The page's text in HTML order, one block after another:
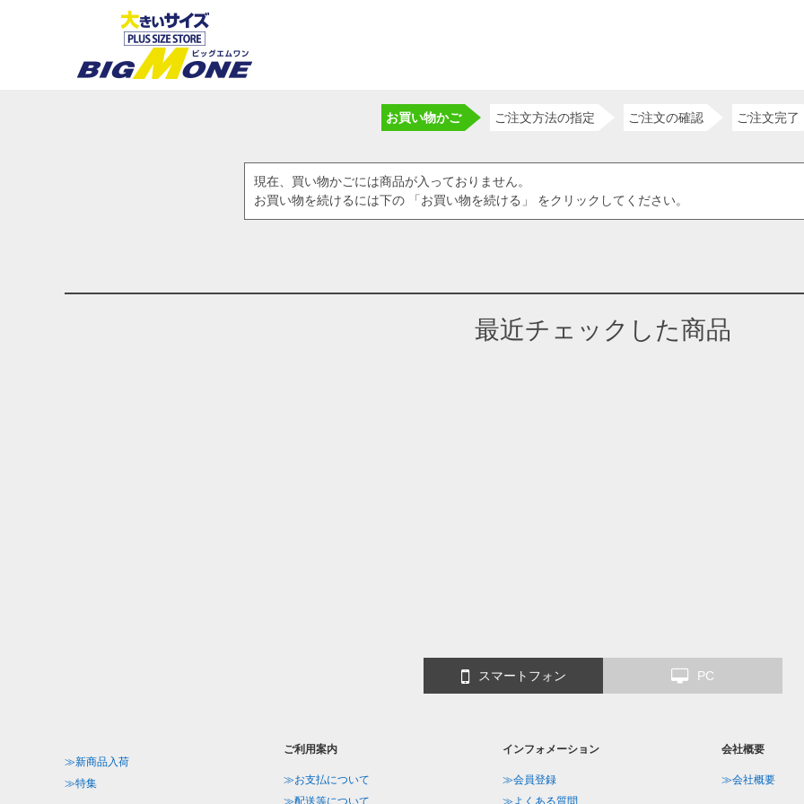
お買い物かご ご注文方法の指定 ご注文の確認 ご注文完了
現在、買い物かごには商品が入っておりません。
お買い物を続けるには下の 「お買い物を続ける」 をクリックしてください。
最近チェックした商品
スマートフォン PC
≫新商品入荷
≫特集
ご利用案内
≫お支払について
≫配送等について
インフォメーション
≫会員登録
≫よくある質問
会社概要
≫会社概要